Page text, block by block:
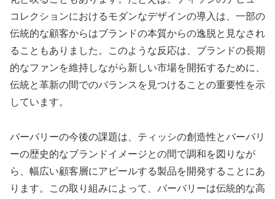
コレクションにおけるモダンなデザインの導入は、一部の
伝統的な顧客からはブランドの本質からの逸脱と見なされ
ることもありました。このような反応は、ブランドの長期
的なファンを維持しながら新しい市場を開拓するために、
伝統と革新の間でのバランスを見つけることの重要性を示
しています。
バーバリーの今後の課題は、ティッシの創造性とバーバリ
ーの歴史的なブランドイメージとの間で調和を図りなが
ら、幅広い顧客層にアピールする製品を開発することにあ
ります。この取り組みによって、バーバリーは伝統的な高